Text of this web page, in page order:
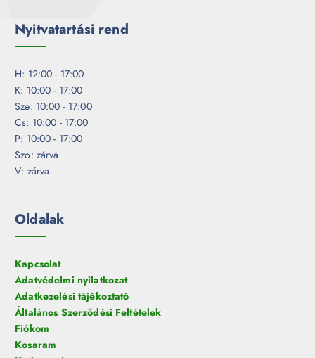
Nyitvatartási rend
H: 12:00 - 17:00
K: 10:00 - 17:00
Sze: 10:00 - 17:00
Cs: 10:00 - 17:00
P: 10:00 - 17:00
Szo: zárva
V: zárva
Oldalak
Kapcsolat
Adatvédelmi nyilatkozat
Adatkezelési tájékoztató
Általános Szerződési Feltételek
Fiókom
Kosaram